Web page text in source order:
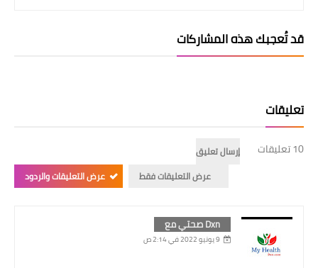
قد تُعجبك هذه المشاركات
تعليقات
10 تعليقات
إرسال تعليق
عرض التعليقات فقط
عرض التعليقات والردود
Dxn صحتي مع
9 يونيو 2022 في 2:14 ص